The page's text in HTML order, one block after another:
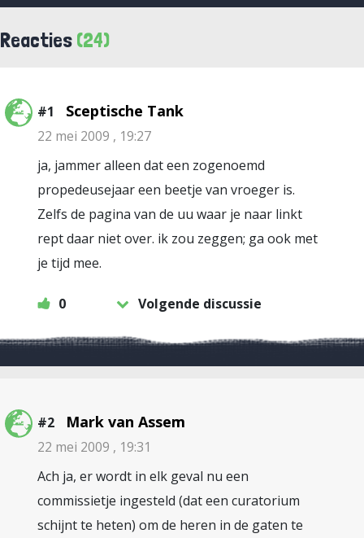
Reacties (24)
#1 Sceptische Tank
22 mei 2009 , 19:27
ja, jammer alleen dat een zogenoemd
propedeusejaar een beetje van vroeger is.
Zelfs de pagina van de uu waar je naar linkt
rept daar niet over. ik zou zeggen; ga ook met
je tijd mee.
0 Volgende discussie
#2 Mark van Assem
22 mei 2009 , 19:31
Ach ja, er wordt in elk geval nu een
commissietje ingesteld (dat een curatorium
schijnt te heten) om de heren in de gaten te